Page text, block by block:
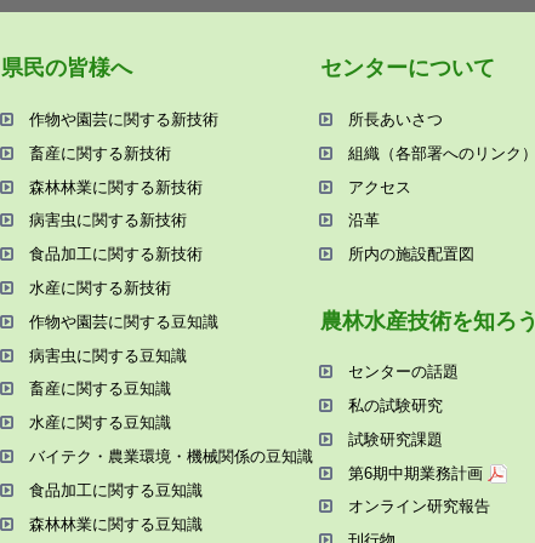
県⺠の皆様へ
作物や園芸に関する新技術
畜産に関する新技術
森林林業に関する新技術
病害⾍に関する新技術
⾷品加⼯に関する新技術
⽔産に関する新技術
作物や園芸に関する⾖知識
病害⾍に関する⾖知識
畜産に関する⾖知識
⽔産に関する⾖知識
バイテク・農業環境・機械関係の⾖知識
⾷品加⼯に関する⾖知識
森林林業に関する⾖知識
センターについて
所⻑あいさつ
組織（各部署へのリンク）
アクセス
沿⾰
所内の施設配置図
農林⽔産技術を知ろう
センターの話題
私の試験研究
試験研究課題
第6期中期業務計画
オンライン研究報告